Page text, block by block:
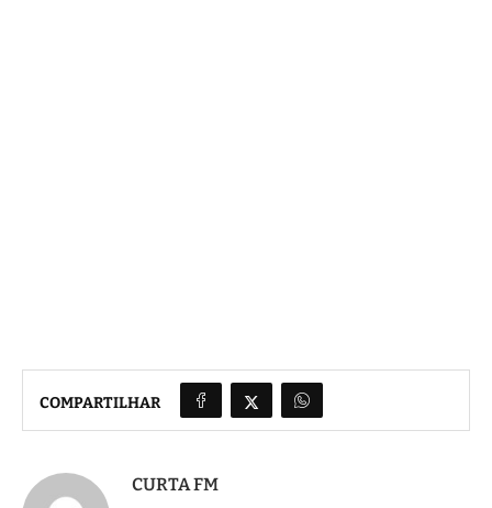
COMPARTILHAR
CURTA FM